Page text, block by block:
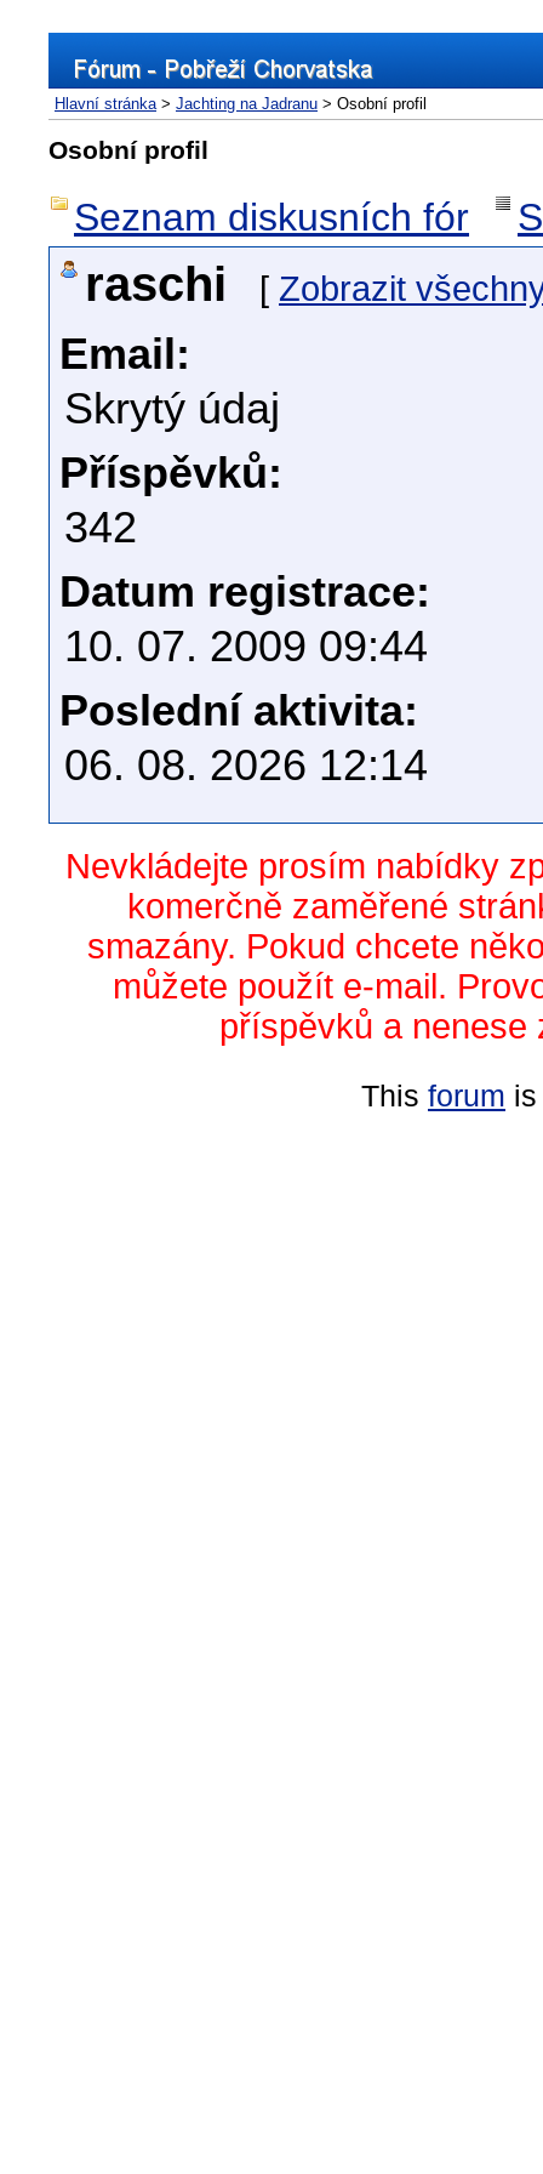
Hlavní stránka> Jachting na Jadranu > Osobní profil
Osobní profil
Seznam diskusních fór
raschi [ Zobrazit
Email:
Skrytý údaj
Příspěvků:
342
Datum registrace:
10. 07. 2009 09:44
Poslední aktivita:
06. 08. 2026 12:14
Nevkládejte prosím nabídky
komerčně zaměřené
smazány. Pokud chcete
můžete použít e-mail.
příspěvků a nenese
This forum